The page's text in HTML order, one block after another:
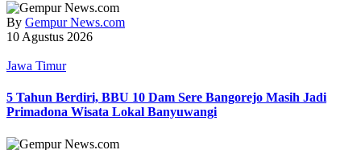
By Gempur News.com
10 Agustus 2026
Jawa Timur
5 Tahun Berdiri, BBU 10 Dam Sere Bangorejo Masih Jadi
Primadona Wisata Lokal Banyuwangi